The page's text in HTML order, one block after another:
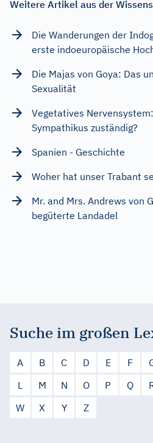
Weitere Artikel aus der
Die Wanderungen der
erste indoeuropäische
Die Majas von Goya: Das
Sexualität
Vegetatives
Sympathikus zuständig?
Spanien - Geschichte
Woher hat unser Trabant
Mr. and Mrs. Andrews von
begüterte Landadel
Suche im großen
A B C D E F
L
M N O P Q
W
X Y Z